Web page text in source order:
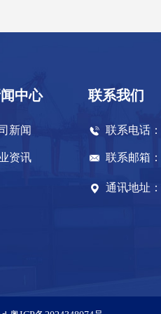
中心
新闻
资讯
联系我们
联系电话：
联系邮箱：
通讯地址：